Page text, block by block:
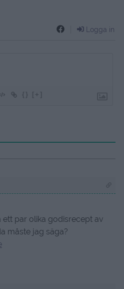
Logga in
{} [+]
ett par olika godisrecept av
måste jag säga?